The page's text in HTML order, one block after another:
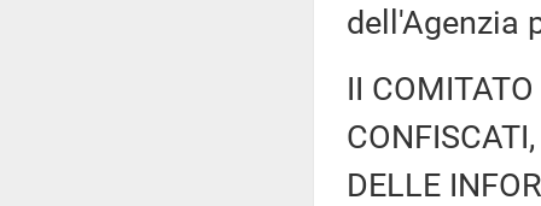
dell'Agenzia
II
DELLE